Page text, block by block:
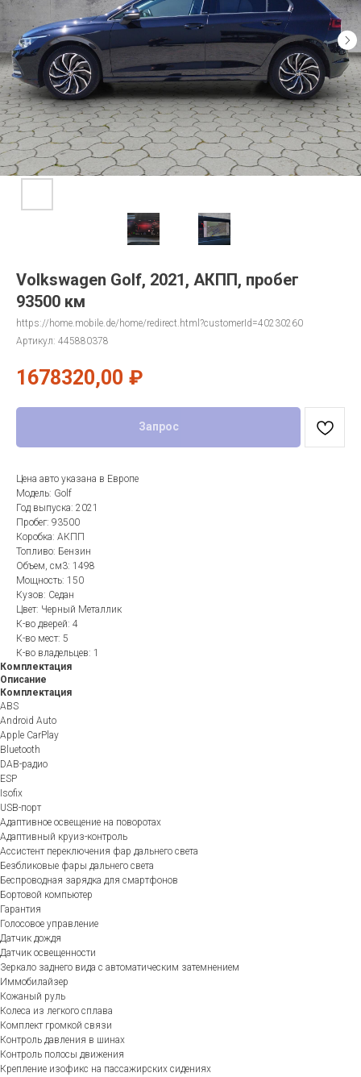
Volkswagen Golf, 2021, АКПП, пробег
93500 км
https://home.mobile.de/home/redirect.html?customerId=40230260
Артикул: 445880378
1678320,00 ₽
Запрос
Цена авто указана в Европе
Модель: Golf
Год выпуска: 2021
Пробег: 93500
Коробка: АКПП
Топливо: Бензин
Объем, см3: 1498
Мощность: 150
Кузов: Седан
Цвет: Черный Металлик
К-во дверей: 4
К-во мест: 5
К-во владельцев: 1
Комплектация
Описание
Комплектация
ABS
Android Auto
Apple CarPlay
Bluetooth
DAB-радио
ESP
Isofix
USB-порт
Адаптивное освещение на поворотах
Адаптивный круиз-контроль
Ассистент переключения фар дальнего света
Безбликовые фары дальнего света
Беспроводная зарядка для смартфонов
Бортовой компьютер
Гарантия
Голосовое управление
Датчик дождя
Датчик освещенности
Зеркало заднего вида с автоматическим затемнением
Иммобилайзер
Кожаный руль
Колеса из легкого сплава
Комплект громкой связи
Контроль давления в шинах
Контроль полосы движения
Крепление изофикс на пассажирских сидениях